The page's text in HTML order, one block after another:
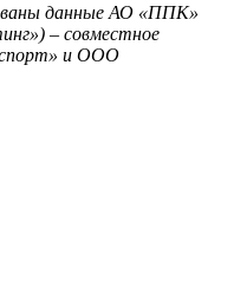
данные АО «ППК»
– совместное
и ООО